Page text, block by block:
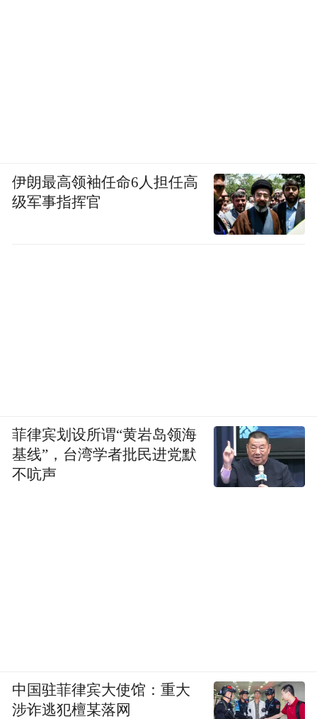
伊朗最高领袖任命6人担任高
级军事指挥官
菲律宾划设所谓“黄岩岛领海
基线”，台湾学者批民进党默
不吭声
中国驻菲律宾大使馆：重大
涉诈逃犯檀某落网